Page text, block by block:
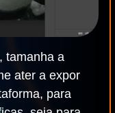
tamanha a
ater a expor
para